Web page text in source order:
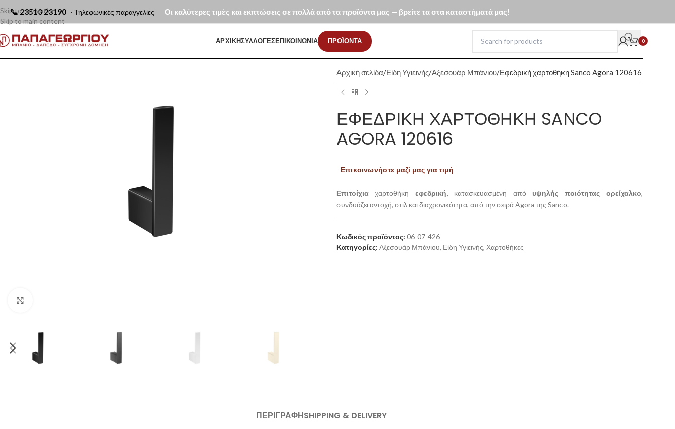
📞 23510 23190 · Τηλεφωνικές παραγγελίες Οι καλύτερες τιμές και εκπτώσεις σε πολλά από τα προϊόντα μας — βρείτε τα στα καταστήματά μας!
Skip to navigation
Skip to main content
ΑΡΧΙΚΗΣΥΛΛΟΓΕΣΕΠΙΚΟΙΝΩΝΙΑ ΠΡΟΪΟΝΤΑ 0
Αρχική σελίδα Είδη Υγιεινής Αξεσουάρ Μπάνιου Εφεδρική χαρτοθήκη Sanco Agora 120616
ΕΦΕΔΡΙΚΉ ΧΑΡΤΟΘΉΚΗ SANCO
AGORA 120616
Επικοινωνήστε μαζί μας για τιμή
Επιτοίχιαχαρτοθήκη εφεδρική,κατασκευασμένη από υψηλής ποιότητας ορείχαλκο,
συνδυάζει αντοχή, στιλ και διαχρονικότητα, από την σειρά Agora της Sanco.
Κωδικός προϊόντος: 06-07-426
Κατηγορίες: Αξεσουάρ Μπάνιου, Είδη Υγιεινής, Χαρτοθήκες
ΠΕΡΙΓΡΑΦΉSHIPPING & DELIVERY